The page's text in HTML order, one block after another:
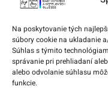
Na poskytovanie tých
súbory cookie na ukladanie
Súhlas s týmito
správanie pri prehliadaní
alebo odvolanie súhlasu
funkcie.
Dohľad nad ochranou
Žiadosť dotknutej